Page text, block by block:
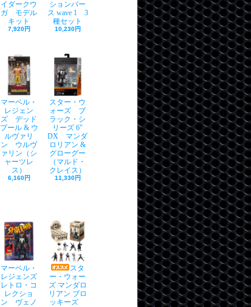
イダークウ
ガ モデル
キット
7,920円
ションバー
ス wave 1 3
種セット
10,230円
マーベル・
レジェン
ズ デッド
プール & ウ
ルヴァリ
ン ウルヴ
ァリン（シ
ャーツレ
ス）
6,160円
スター・ウ
ォーズ ブ
ラック・シ
リーズ 6"
DX マンダ
ロリアン &
グローグー
（マルド・
クレイス）
11,330円
マーベル・
レジェンズ
レトロ・コ
レクショ
ン ヴェノ
スタ
ー・ウォー
ズ マンダロ
リアン ブロ
ッキーズ